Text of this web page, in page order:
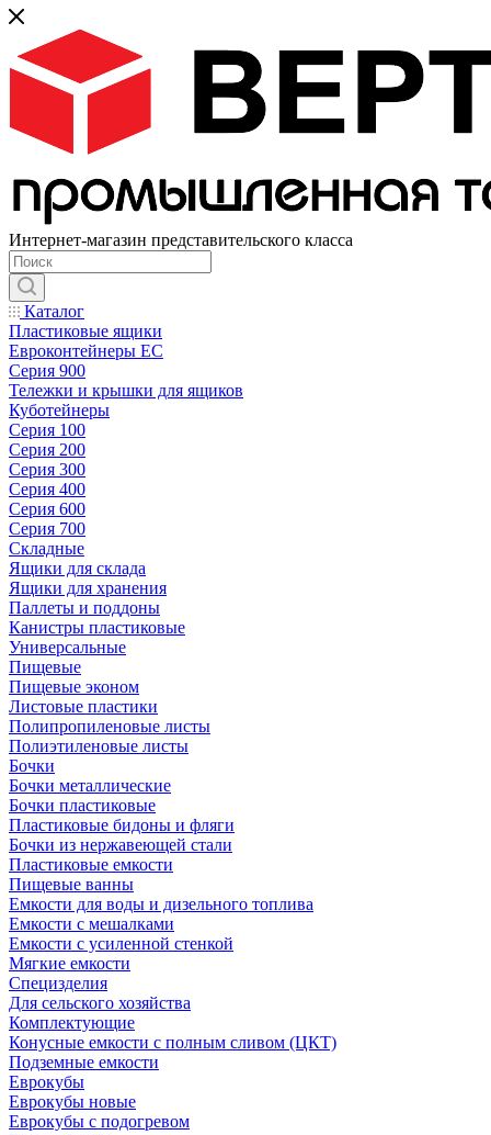
Интернет-магазин представительского класса
Каталог
Пластиковые ящики
Евроконтейнеры ЕС
Серия 900
Тележки и крышки для ящиков
Куботейнеры
Серия 100
Серия 200
Серия 300
Серия 400
Серия 600
Серия 700
Складные
Ящики для склада
Ящики для хранения
Паллеты и поддоны
Канистры пластиковые
Универсальные
Пищевые
Пищевые эконом
Листовые пластики
Полипропиленовые листы
Полиэтиленовые листы
Бочки
Бочки металлические
Бочки пластиковые
Пластиковые бидоны и фляги
Бочки из нержавеющей стали
Пластиковые емкости
Пищевые ванны
Емкости для воды и дизельного топлива
Емкости с мешалками
Емкости с усиленной стенкой
Мягкие емкости
Специзделия
Для сельского хозяйства
Комплектующие
Конусные емкости с полным сливом (ЦКТ)
Подземные емкости
Еврокубы
Еврокубы новые
Еврокубы с подогревом